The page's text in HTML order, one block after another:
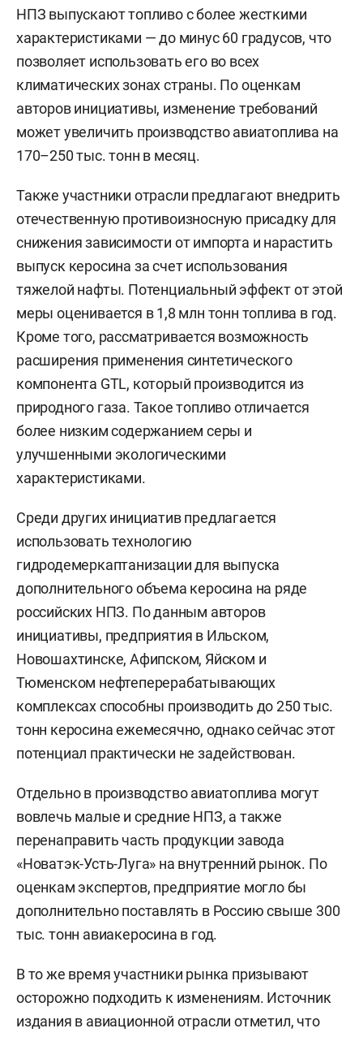
НПЗ выпускают топливо с более жесткими
характеристиками — до минус 60 градусов, что
позволяет использовать его во всех
климатических зонах страны. По оценкам
авторов инициативы, изменение требований
может увеличить производство авиатоплива на
170–250 тыс. тонн в месяц.
Также участники отрасли предлагают внедрить
отечественную противоизносную присадку для
снижения зависимости от импорта и нарастить
выпуск керосина за счет использования
тяжелой нафты. Потенциальный эффект от этой
меры оценивается в 1,8 млн тонн топлива в год.
Кроме того, рассматривается возможность
расширения применения синтетического
компонента GTL, который производится из
природного газа. Такое топливо отличается
более низким содержанием серы и
улучшенными экологическими
характеристиками.
Среди других инициатив предлагается
использовать технологию
гидродемеркаптанизации для выпуска
дополнительного объема керосина на ряде
российских НПЗ. По данным авторов
инициативы, предприятия в Ильском,
Новошахтинске, Афипском, Яйском и
Тюменском нефтеперерабатывающих
комплексах способны производить до 250 тыс.
тонн керосина ежемесячно, однако сейчас этот
потенциал практически не задействован.
Отдельно в производство авиатоплива могут
вовлечь малые и средние НПЗ, а также
перенаправить часть продукции завода
«Новатэк-Усть-Луга» на внутренний рынок. По
оценкам экспертов, предприятие могло бы
дополнительно поставлять в Россию свыше 300
тыс. тонн авиакеросина в год.
В то же время участники рынка призывают
осторожно подходить к изменениям. Источник
издания в авиационной отрасли отметил, что